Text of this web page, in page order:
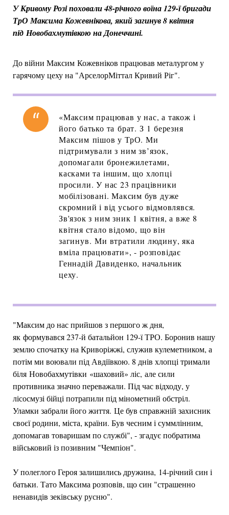
У Кривому Розі поховали 48-річного воїна 129-ї бригади
ТрО Максима Кожевнікова, який загинув 8 квітня
під Новобахмутівкою на Донеччині.
До війни Максим Кожевніков працював металургом у
гарячому цеху на "АрселорМіттал Кривий Ріг".
«Максим працював у нас, а також і
його батько та брат. З 1 березня
Максим пішов у ТрО. Ми
підтримували з ним зв’язок,
допомагали бронежилетами,
касками та іншим, що хлопці
просили. У нас 23 працівники
мобілізовані. Максим був дуже
скромний і від усього відмовлявся.
Зв'язок з ним зник 1 квітня, а вже 8
квітня стало відомо, що він
загинув. Ми втратили людину, яка
вміла працювати», - розповідає
Геннадій Давиденко, начальник
цеху.
"Максим до нас прийшов з першого ж дня,
як формувався 237-й батальйон 129-ї ТРО. Боронив нашу
землю спочатку на Криворіжжі, служив кулеметником, а
потім ми воювали під Авдіївкою. 8 днів хлопці тримали
біля Новобахмутівки «шаховий» ліс, але сили
противника значно переважали. Під час відходу, у
лісосмузі бійці потрапили під мінометний обстріл.
Уламки забрали його життя. Це був справжній захисник
своєї родини, міста, країни. Був чесним і суммлінним,
допомагав товаришам по службі", - згадує побратима
військовий із позивним "Чемпіон".
У полеглого Героя залишились дружина, 14-річний син і
батьки. Тато Максима розповів, що син "страшенно
ненавидів зеківську русню".